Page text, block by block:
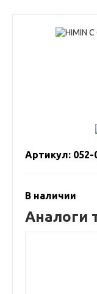
Артикул: 052-
В наличии
Аналоги